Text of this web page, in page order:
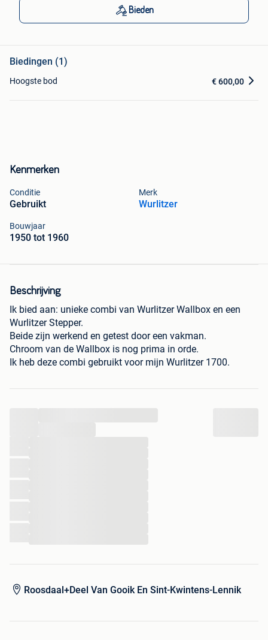
Kenmerken
Conditie
Gebruikt
Merk
Wurlitzer
Bouwjaar
1950 tot 1960
Beschrijving
Ik bied aan: unieke combi van Wurlitzer Wallbox en een
Wurlitzer Stepper.
Beide zijn werkend en getest door een vakman.
Chroom van de Wallbox is nog prima in orde.
Ik heb deze combi gebruikt voor mijn Wurlitzer 1700.
Roosdaal+Deel Van Gooik En Sint-Kwintens-Lennik
Bieden
Biedingen (1)
Hoogste bod € 600,00